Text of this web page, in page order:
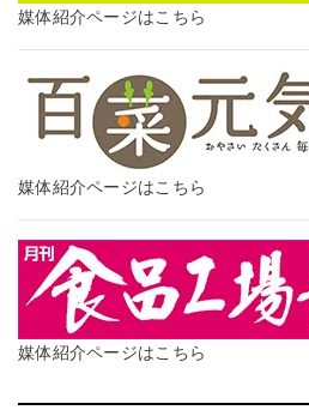
媒体紹介ページはこちら
媒体紹介ページはこちら
媒体紹介ページはこちら